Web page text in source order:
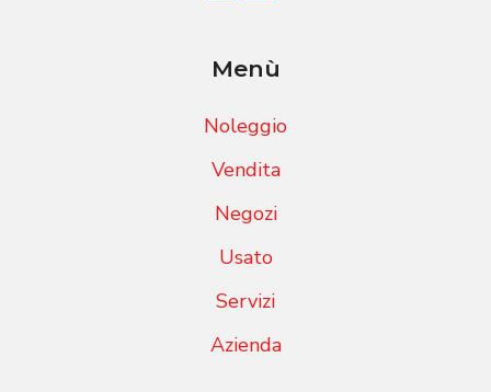
Menù
Noleggio
Vendita
Negozi
Usato
Servizi
Azienda